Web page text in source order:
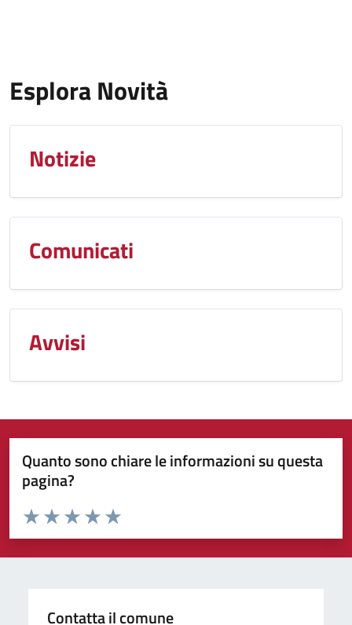
Esplora Novità
Notizie
Comunicati
Avvisi
Quanto sono chiare le informazioni su questa
pagina?
Valuta da 1 a 5 stelle la pagina
Valuta 5 stelle su 5
Valuta 4 stelle su 5
Valuta 3 stelle su 5
Valuta 2 stelle su 5
Valuta 1 stelle su 5
Contatta il comune